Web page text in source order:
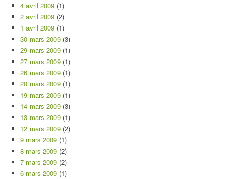
4 avril 2009 (1)
2 avril 2009 (2)
1 avril 2009 (1)
30 mars 2009 (3)
29 mars 2009 (1)
27 mars 2009 (1)
26 mars 2009 (1)
20 mars 2009 (1)
19 mars 2009 (1)
14 mars 2009 (3)
13 mars 2009 (1)
12 mars 2009 (2)
9 mars 2009 (1)
8 mars 2009 (2)
7 mars 2009 (2)
6 mars 2009 (1)